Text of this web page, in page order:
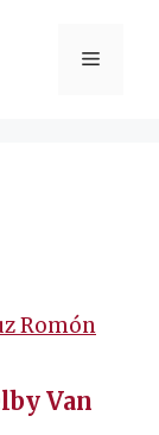
Menú
Romón
Van